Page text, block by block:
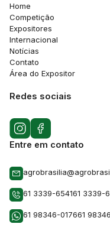
Home
Competição
Expositores
Internacional
Notícias
Contato
Área do Expositor
Redes sociais
Entre em contato
61 3339-654161 3339-
61 98346-017661